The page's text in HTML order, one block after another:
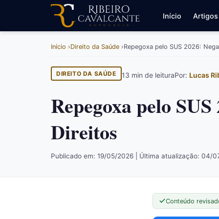
Início Artigos
Início Direito da Saúde Repegoxa pelo SUS 2026:
DIREITO DA SAÚDE 13 min de leituraPor: Lucas
Repegoxa pelo
Direitos
Publicado em: 19/05/2026 | Última atualização: 04/
Conteúdo